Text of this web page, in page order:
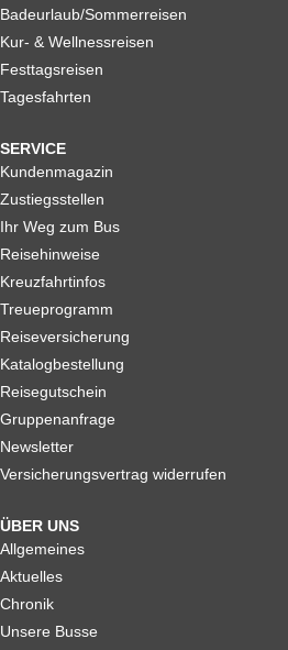
Badeurlaub/Sommerreisen
Kur- & Wellnessreisen
Festtagsreisen
Tagesfahrten
SERVICE
Kundenmagazin
Zustiegsstellen
Ihr Weg zum Bus
Reisehinweise
Kreuzfahrtinfos
Treueprogramm
Reiseversicherung
Katalogbestellung
Reisegutschein
Gruppenanfrage
Newsletter
Versicherungsvertrag widerrufen
ÜBER UNS
Allgemeines
Aktuelles
Chronik
Unsere Busse